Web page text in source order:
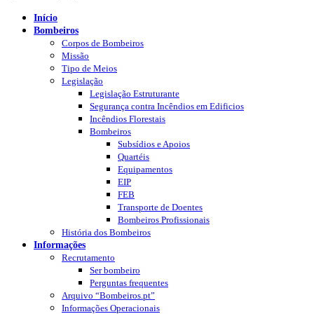
Início
Bombeiros
Corpos de Bombeiros
Missão
Tipo de Meios
Legislação
Legislação Estruturante
Segurança contra Incêndios em Edificios
Incêndios Florestais
Bombeiros
Subsídios e Apoios
Quartéis
Equipamentos
EIP
FEB
Transporte de Doentes
Bombeiros Profissionais
História dos Bombeiros
Informações
Recrutamento
Ser bombeiro
Perguntas frequentes
Arquivo “Bombeiros.pt”
Informações Operacionais